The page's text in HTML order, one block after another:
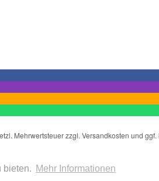
bieten. Mehr Informationen
Mehrwertsteuer zzgl. Versandkosten und